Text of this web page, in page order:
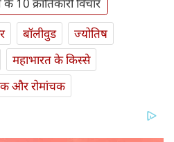
बॉलीवुड
ज्योतिष
महाभारत के किस्से
और रोमांचक